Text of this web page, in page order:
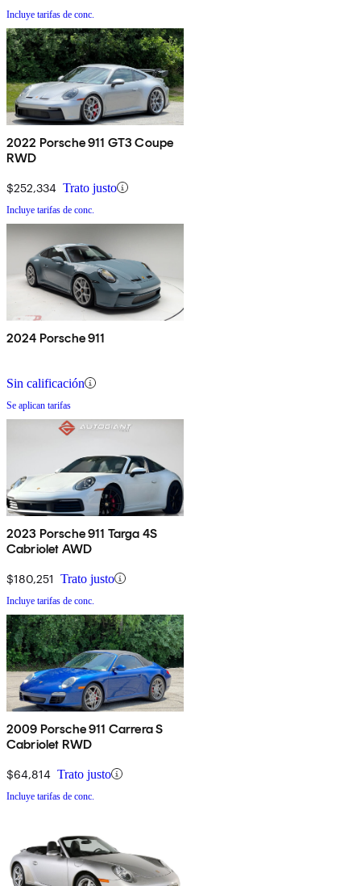
Incluye tarifas de conc.
2022 Porsche 911 GT3 Coupe
RWD
$252,334 Trato justo
Incluye tarifas de conc.
2024 Porsche 911
Sin calificación
Se aplican tarifas
2023 Porsche 911 Targa 4S
Cabriolet AWD
$180,251 Trato justo
Incluye tarifas de conc.
2009 Porsche 911 Carrera S
Cabriolet RWD
$64,814 Trato justo
Incluye tarifas de conc.